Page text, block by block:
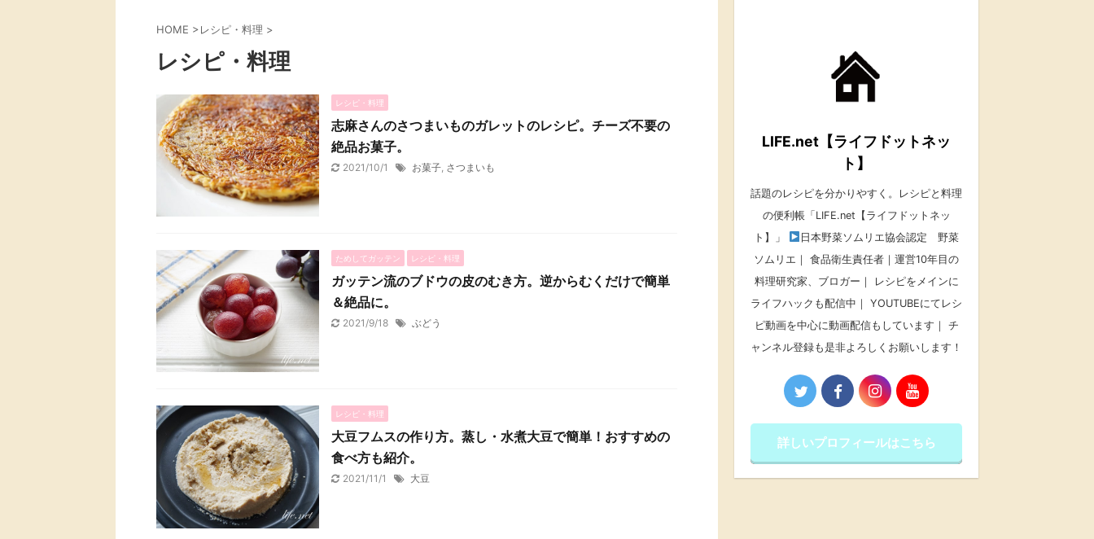
HOME >レシピ・料理 >
レシピ・料理
レシピ・料理
志麻さんのさつまいものガレットのレシピ。チーズ不要の
絶品お菓子。
2021/10/1 お菓子, さつまいも
ためしてガッテン レシピ・料理
ガッテン流のブドウの皮のむき方。逆からむくだけで簡単
＆絶品に。
2021/9/18 ぶどう
レシピ・料理
大豆フムスの作り方。蒸し・水煮大豆で簡単！おすすめの
食べ方も紹介。
2021/11/1 大豆
LIFE.net【ライフドットネッ
ト】
話題のレシピを分かりやすく。レシピと料理
の便利帳「LIFE.net【ライフドットネッ
ト】」
日本野菜ソムリエ協会認定 野菜
ソムリエ｜ 食品衛生責任者｜運営10年目の
料理研究家、ブロガー｜ レシピをメインに
ライフハックも配信中｜ YOUTUBEにてレシ
ピ動画を中心に動画配信もしています｜ チ
ャンネル登録も是非よろしくお願いします！
詳しいプロフィールはこちら